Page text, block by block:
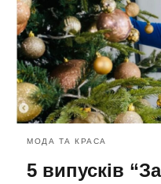
МОДА ТА КРАСА
5 випусків